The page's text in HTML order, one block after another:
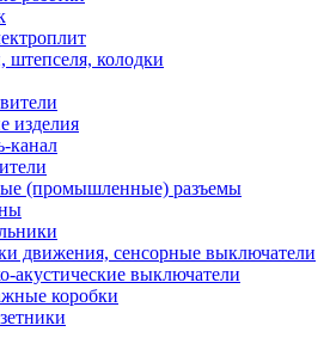
штепселя, колодки
изделия
канал
(промышленные) разъемы
движения, сенсорные выключатели
акустические выключатели
коробки